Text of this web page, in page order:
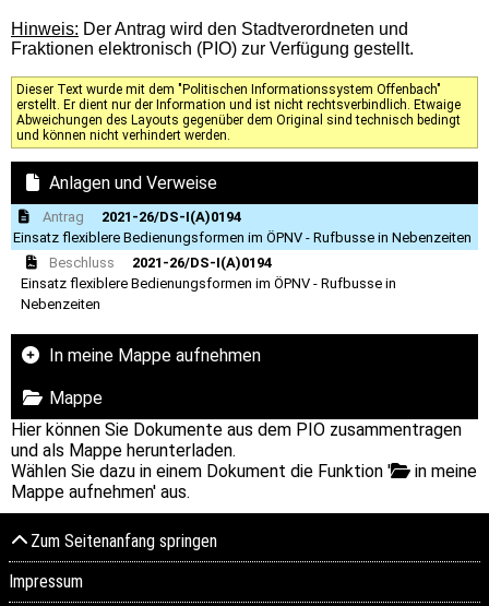
Hinweis: Der Antrag wird den Stadtverordneten und
Fraktionen elektronisch (PIO) zur Verfügung gestellt.
Dieser Text wurde mit dem "Politischen Informationssystem Offenbach"
erstellt. Er dient nur der Information und ist nicht rechtsverbindlich. Etwaige
Abweichungen des Layouts gegenüber dem Original sind technisch bedingt
und können nicht verhindert werden.
Anlagen und Verweise
Antrag
2021-26/DS-I(A)0194
Einsatz flexiblere Bedienungsformen im ÖPNV - Rufbusse in Nebenzeiten
Beschluss
2021-26/DS-I(A)0194
Einsatz flexiblere Bedienungsformen im ÖPNV - Rufbusse in
Nebenzeiten
In meine Mappe aufnehmen
Mappe
Hier können Sie Dokumente aus dem PIO zusammentragen
und als Mappe herunterladen.
Wählen Sie dazu in einem Dokument die Funktion '
in meine
Mappe aufnehmen' aus.
Zum Seitenanfang springen
Impressum